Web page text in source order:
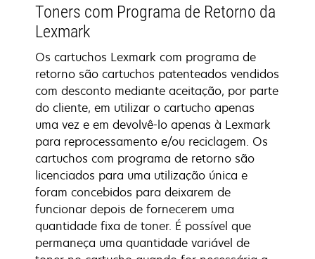
Toners com Programa de Retorno da
Lexmark
Os cartuchos Lexmark com programa de
retorno são cartuchos patenteados vendidos
com desconto mediante aceitação, por parte
do cliente, em utilizar o cartucho apenas
uma vez e em devolvê-lo apenas à Lexmark
para reprocessamento e/ou reciclagem. Os
cartuchos com programa de retorno são
licenciados para uma utilização única e
foram concebidos para deixarem de
funcionar depois de fornecerem uma
quantidade fixa de toner. É possível que
permaneça uma quantidade variável de